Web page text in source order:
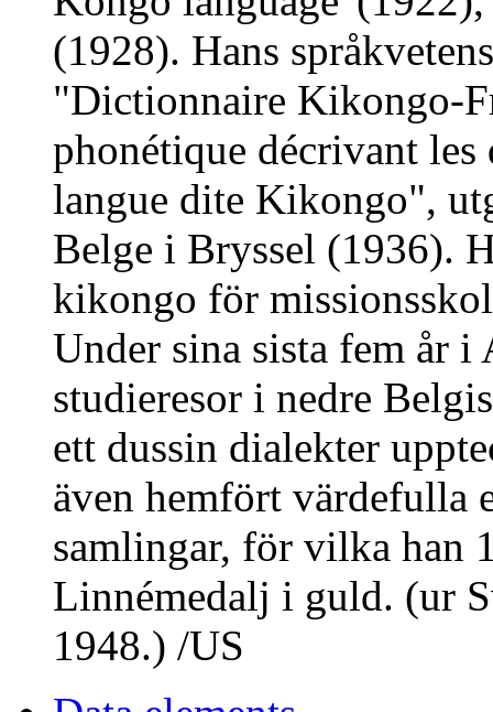
(1928). Hans
"Dictionnaire Kikongo-
phonétique décrivant
langue dite Kikongo",
Belge i Bryssel (1936).
kikongo för
Under sina sista fem år
studieresor i nedre
ett dussin dialekter
även hemfört värdefulla
samlingar, för vilka han
Linnémedalj i guld. (ur
1948.) /US